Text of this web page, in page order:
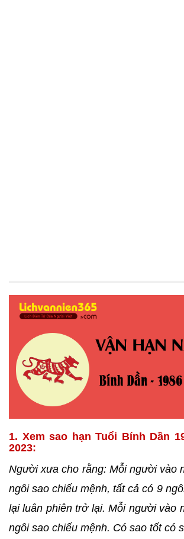
1. Xem sao hạn Tuổi Bính Dần
2023:
Người xưa cho rằng: Mỗi người vào
ngôi sao chiếu mệnh, tất cả có 9
lại luân phiên trở lại. Mỗi người vào
ngôi sao chiếu mệnh. Có sao tốt có